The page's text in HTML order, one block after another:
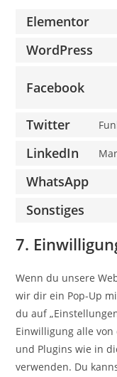
Elementor
WordPress
Facebook
Twitter
LinkedIn
WhatsApp
Sonstiges
7.
Wenn du unsere
wir dir ein Pop-Up
du auf
Einwilligung alle von
und Plugins wie in
verwenden. Du